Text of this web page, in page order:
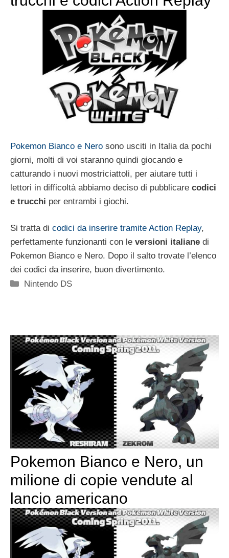
Pokemon Bianco e Nero sono usciti in Italia da pochi
giorni, molti di voi staranno quindi giocando e
catturando i nuovi mostriciattoli, per aiutare tutti i
lettori in difficoltà abbiamo deciso di pubblicare codici
e trucchi per entrambi i giochi.
Si tratta di codici da inserire tramite Action Replay,
perfettamente funzionanti con le versioni italiane di
Pokemon Bianco e Nero. Dopo il salto trovate l’elenco
dei codici da inserire, buon divertimento.
Categorie
Nintendo DS
Pokemon Bianco e Nero, un
milione di copie vendute al
lancio americano